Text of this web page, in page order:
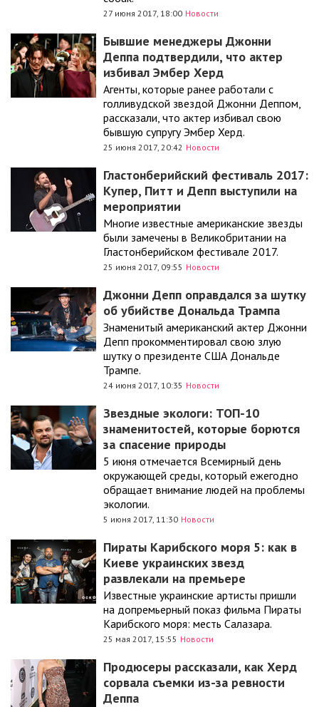
27 июня 2017, 18:00 Новости
Бывшие менеджеры Джонни
Деппа подтвердили, что актер
избивал Эмбер Херд
Агенты, которые ранее работали с
голливудской звездой Джонни Деппом,
рассказали, что актер избивал свою
бывшую супругу Эмбер Херд.
25 июня 2017, 20:42 Новости
Гластонберийский фестиваль 2017:
Купер, Питт и Депп выступили на
мероприятии
Многие известные американские звезды
были замечены в Великобритании на
Гластонберийском фестивале 2017.
25 июня 2017, 09:55 Новости
Джонни Депп оправдался за шутку
об убийстве Дональда Трампа
Знаменитый американский актер Джонни
Депп прокомментировал свою злую
шутку о президенте США Дональде
Трампе.
24 июня 2017, 10:35 Новости
Звездные экологи: ТОП-10
знаменитостей, которые борются
за спасение природы
5 июня отмечается Всемирный день
окружающей среды, который ежегодно
обращает внимание людей на проблемы
экологии.
5 июня 2017, 11:30 Новости
Пираты Карибского моря 5: как в
Киеве украинских звезд
развлекали на премьере
Известные украинские артисты пришли
на допремьерный показ фильма Пираты
Карибского моря: месть Салазара.
25 мая 2017, 15:55 Новости
Продюсеры рассказали, как Херд
сорвала съемки из-за ревности
Деппа